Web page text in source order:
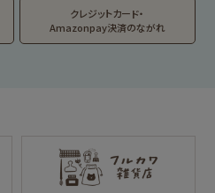
お菓子などうぶつ
工房
クレジットカード・
Amazonpay決済のながれ